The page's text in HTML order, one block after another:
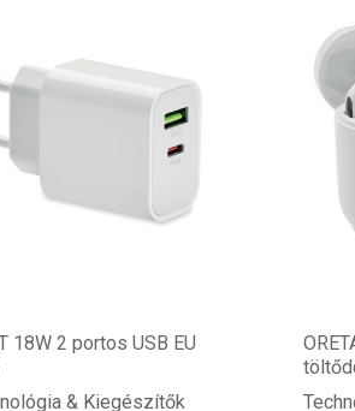
18W 2 portos USB EU
& Kiegészítők